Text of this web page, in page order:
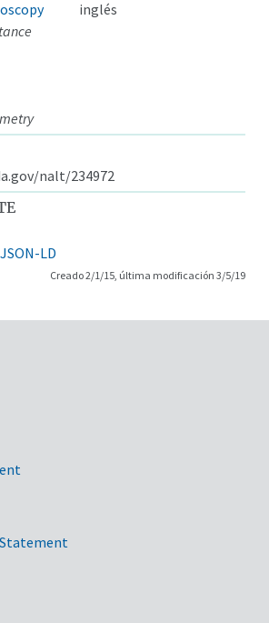
inglés
nalt/234972
JSON-LD
Creado 2/1/15, última modificación 3/5/19
Links